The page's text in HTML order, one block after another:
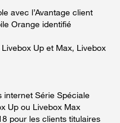
avec l’Avantage client
Orange identifié
Up et Max, Livebox
internet Série Spéciale
Up ou Livebox Max
pour les clients titulaires